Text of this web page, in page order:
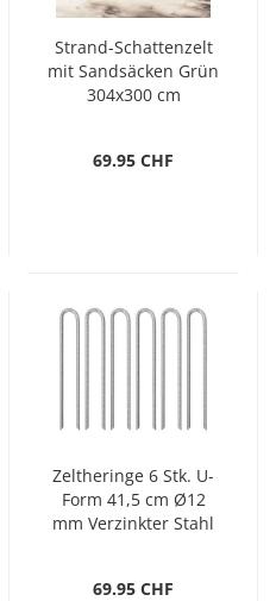
Strand-Schattenzelt
mit Sandsäcken Grün
304x300 cm
69.95 CHF
Zeltheringe 6 Stk. U-
Form 41,5 cm Ø12
mm Verzinkter Stahl
69.95 CHF